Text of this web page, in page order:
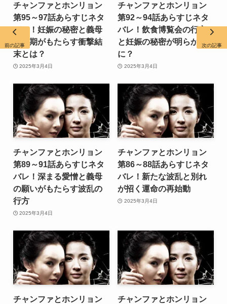
チャンファとホンリョン
第95～97話あらすじネタ
バレ！妊娠の秘密と義母
の最期がもたらす衝撃結
末とは？
2025年3月4日
チャンファとホンリョン
第92～94話あらすじネタ
バレ！飲食博覧会の行方
と妊娠の秘密が明らか
に？
2025年3月4日
チャンファとホンリョン
第89～91話あらすじネタ
バレ！深まる愛憎と義母
の願いがもたらす波乱の
行方
2025年3月4日
チャンファとホンリョン
第86～88話あらすじネタ
バレ！新たな波乱と別れ
が招く運命の再始動
2025年3月4日
チャンファとホンリョン
チャンファとホンリョン
前の記事 次の記事